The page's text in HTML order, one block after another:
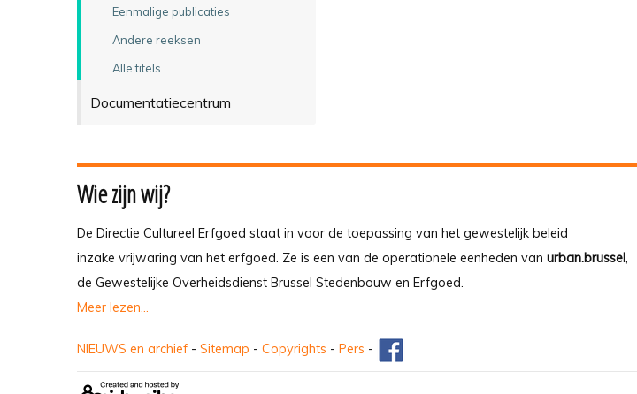
Eenmalige publicaties
Andere reeksen
Alle titels
Documentatiecentrum
Wie zijn wij?
De Directie Cultureel Erfgoed staat in voor de toepassing van het gewestelijk beleid
inzake vrijwaring van het erfgoed. Ze is een van de operationele eenheden van urban.brussel,
de Gewestelijke Overheidsdienst Brussel Stedenbouw en Erfgoed.
Meer lezen...
NIEUWS en archief - Sitemap - Copyrights - Pers -